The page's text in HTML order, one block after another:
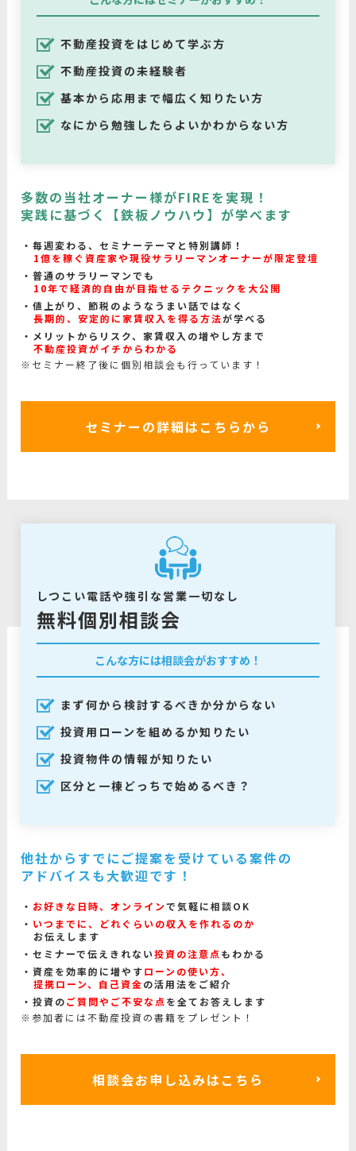
不動産投資をはじめて学ぶ方
不動産投資の未経験者
基本から応用まで幅広く知りたい方
なにから勉強したらよいかわからない方
多数の当社オーナー様がFIREを実現！
実践に基づく【鉄板ノウハウ】が学べます
毎週変わる、セミナーテーマと特別講師！
1億を稼ぐ資産家や現役サラリーマンオーナーが限定登壇
普通のサラリーマンでも
10年で経済的自由が目指せるテクニックを大公開
値上がり、節税のようなうまい話ではなく
長期的、安定的に家賃収入を得る方法が学べる
メリットからリスク、家賃収入の増やし方まで
不動産投資がイチからわかる
※セミナー終了後に個別相談会も行っています！
セミナーの詳細はこちらから
しつこい電話や強引な営業一切なし
無料個別相談会
こんな方には相談会がおすすめ！
まず何から検討するべきか分からない
投資用ローンを組めるか知りたい
投資物件の情報が知りたい
区分と一棟どっちで始めるべき？
他社からすでにご提案を受けている案件の
アドバイスも大歓迎です！
お好きな日時、オンラインで気軽に相談OK
いつまでに、どれぐらいの収入を作れるのか
お伝えします
セミナーで伝えきれない投資の注意点 もわかる
資産を効率的に増やすローンの使い方、
提携ローン、自己資金の活用法をご紹介
投資のご質問やご不安な点 を全てお答えします
※参加者には不動産投資の書籍をプレゼント！
相談会お申し込みはこちら